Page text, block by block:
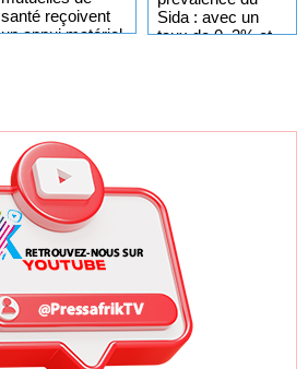
santé reçoivent
un appui matériel
Sida : avec un
taux de 0, 3% et